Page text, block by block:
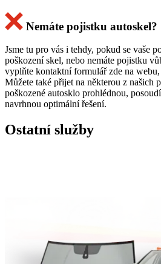
Nemáte pojistku autoskel?
Jsme tu pro vás i tehdy, pokud se vaše
poškození skel, nebo nemáte pojistku
vyplňte kontaktní formulář zde na
Můžete také přijet na některou z našich
poškozené autosklo prohlédnou,
navrhnou optimální řešení.
Ostatní služby